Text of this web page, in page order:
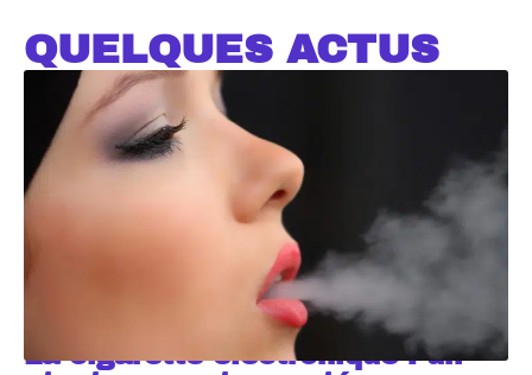
QUELQUES ACTUS
La cigarette électronique : un